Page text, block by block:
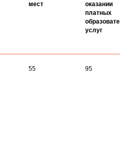
мест
оказании
платных
услуг
55 95